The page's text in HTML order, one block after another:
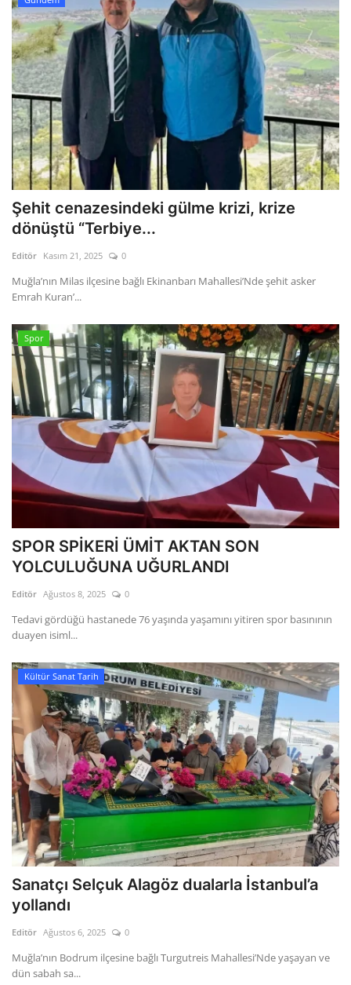
Şehit cenazesindeki gülme krizi, krize
dönüştü “Terbiye...
Editör Kasım 21, 2025 0
Muğla’nın Milas ilçesine bağlı Ekinanbarı Mahallesi’Nde şehit asker
Emrah Kuran’...
Spor
SPOR SPİKERİ ÜMİT AKTAN SON
YOLCULUĞUNA UĞURLANDI
Editör Ağustos 8, 2025 0
Tedavi gördüğü hastanede 76 yaşında yaşamını yitiren spor basınının
duayen isiml...
Kültür Sanat Tarih
Sanatçı Selçuk Alagöz dualarla İstanbul’a
yollandı
Editör Ağustos 6, 2025 0
Muğla’nın Bodrum ilçesine bağlı Turgutreis Mahallesi’Nde yaşayan ve
dün sabah sa...